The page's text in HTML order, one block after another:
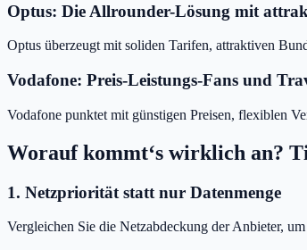
Optus: Die Allrounder-Lösung mit
Optus überzeugt mit soliden Tarifen, attraktiven
Vodafone: Preis-Leistungs-Fans und
Vodafone punktet mit günstigen Preisen, flexiblen
Worauf kommt‘s wirklich an?
1. Netzpriorität statt nur Datenmenge
Vergleichen Sie die Netzabdeckung der Anbieter,